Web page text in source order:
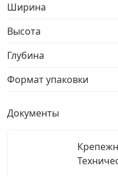
Перфорированный
Скобяные изделия и
Ширина
Высота
Глубина
Формат упаковки
Документы